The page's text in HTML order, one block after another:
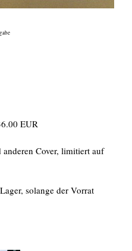
EUR
Cover, limitiert auf
solange der Vorrat